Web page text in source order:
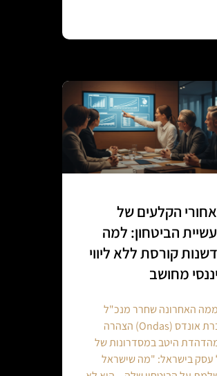
הקלעים של
הביטחון: למה
קורסת ללא ליווי
מחושב
האחרונה שחרר מנכ"ל
חברת אונדס (Ondas) הצהרה
היטב במסדרונות של
עסק בישראל: "מה שישראל